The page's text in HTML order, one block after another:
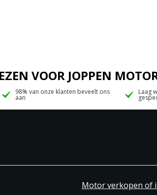
VOOR JOPPEN
98% van onze klanten beveelt ons
aan
Laag
Motor verkopen of